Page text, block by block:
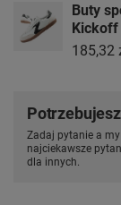
Buty
Kickoff
185,32
Zadaj pytanie a
najciekawsze
dla innych.